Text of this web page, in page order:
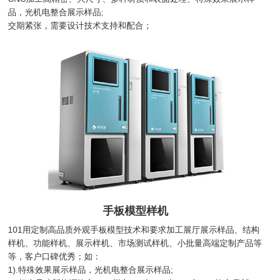
品，光机电整合展示样品;
交期紧张，需要设计技术支持和配合；
手板模型样机
101用定制高品质外观手板模型技术和要求加工展厅展示样品、结构
样机、功能样机、展示样机、市场测试样机、小批量高端定制产品等
等，客户口碑优秀；如：
1).特殊效果展示样品，光机电整合展示样品;